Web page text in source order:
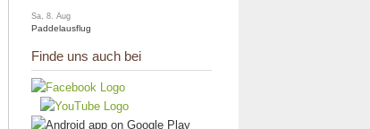
Sa, 8. Aug
Paddelausflug
Finde uns auch bei